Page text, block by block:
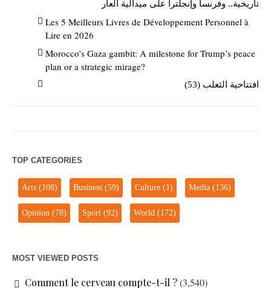
تاريخية.. وفرنسا وإنجلترا على ميدالية العار
Les 5 Meilleurs Livres de Développement Personnel à
Lire en 2026
Morocco’s Gaza gambit: A milestone for Trump’s peace
plan or a strategic mirage?
افتتاحية الثعلب (53)
TOP CATEGORIES
Arts (108) Business (59) Culture (1) Media (136)
Opinion (78) Sport (92) World (172)
MOST VIEWED POSTS
Comment le cerveau compte-t-il ?(3,540)